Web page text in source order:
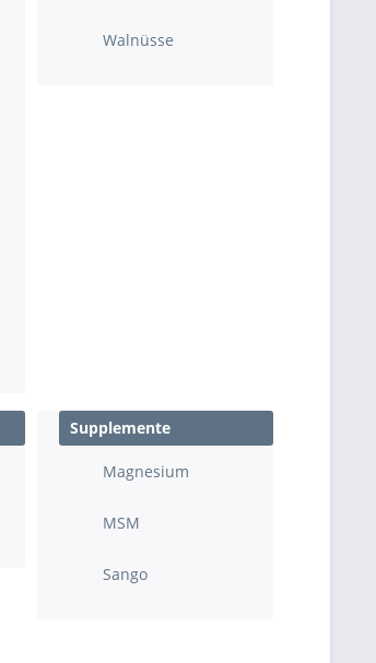
Walnüsse
Supplemente
Magnesium
MSM
Sango